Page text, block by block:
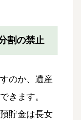
割の禁止
のか、遺産
きます。
貯金は長女